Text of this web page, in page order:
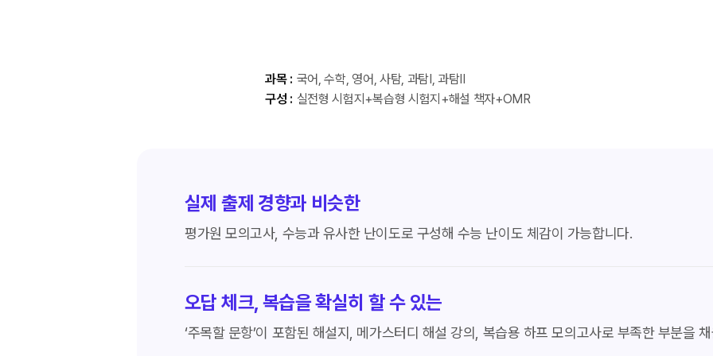
과목 : 국어, 수학, 영어, 사탐, 과탐Ⅰ, 과탐Ⅱ
구성 : 실전형 시험지+복습형 시험지+해설 책자+OMR
실제 출제 경향과 비슷한
평가원 모의고사, 수능과 유사한 난이도로 구성해 수능 난이도 체감이 가능합니다.
오답 체크, 복습을 확실히 할 수 있는
‘주목할 문항’이 포함된 해설지, 메가스터디 해설 강의, 복습용 하프 모의고사로 부족한 부분을